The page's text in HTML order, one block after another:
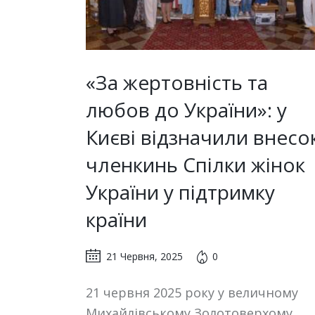
«За жертовність та
любов до України»: у
Києві відзначили
членкинь Спілки жінок
України у підтримку
країни
21 Червня, 2025 0
21 червня 2025 року у величному